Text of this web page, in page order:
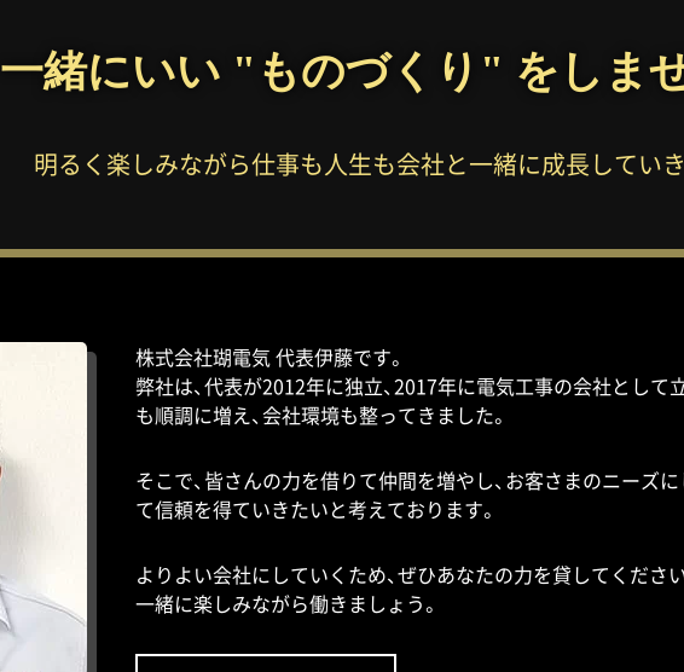
一緒にいい "ものづくり" をしま
明るく楽しみながら仕事も人生も会社と一緒に成長していき
株式会社瑚電気 代表伊藤です。
弊社は、代表が2012年に独立、2017年に電気工事の会社とし
も順調に増え、会社環境も整ってきました。
そこで、皆さんの力を借りて仲間を増やし、お客さまのニーズ
て信頼を得ていきたいと考えております。
よりよい会社にしていくため、ぜひあなたの力を貸してください
一緒に楽しみながら働きましょう。